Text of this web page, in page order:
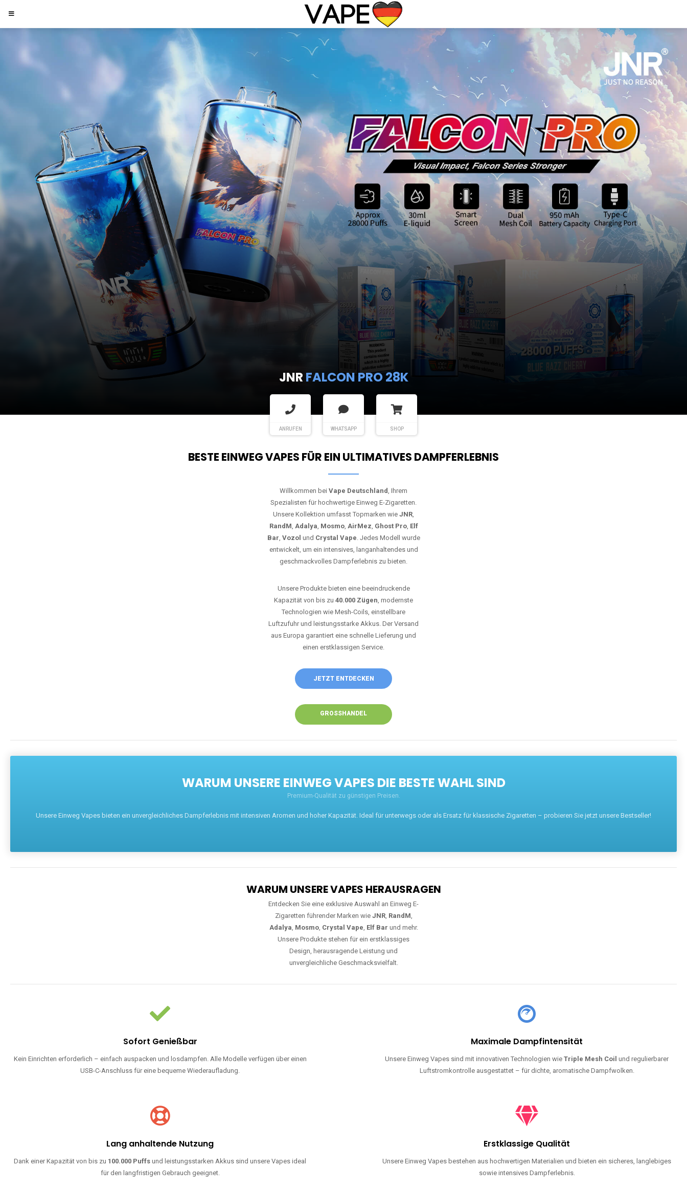
JNR FALCON PRO 28K
ANRUFEN WHATSAPP SHOP
BESTE EINWEG VAPES FÜR EIN ULTIMATIVES DAMPFERLEBNIS
Willkommen bei Vape Deutschland, Ihrem
Spezialisten für hochwertige Einweg E-Zigaretten.
Unsere Kollektion umfasst Topmarken wie JNR,
RandM, Adalya, Mosmo, AirMez, Ghost Pro, Elf
Bar, Vozol und Crystal Vape. Jedes Modell wurde
entwickelt, um ein intensives, langanhaltendes und
geschmackvolles Dampferlebnis zu bieten.
Unsere Produkte bieten eine beeindruckende
Kapazität von bis zu 40.000 Zügen, modernste
Technologien wie Mesh-Coils, einstellbare
Luftzufuhr und leistungsstarke Akkus. Der Versand
aus Europa garantiert eine schnelle Lieferung und
einen erstklassigen Service.
JETZT ENTDECKEN
GROSSHANDEL
WARUM UNSERE EINWEG VAPES DIE BESTE WAHL SIND
Premium-Qualität zu günstigen Preisen.
Unsere Einweg Vapes bieten ein unvergleichliches Dampferlebnis mit intensiven Aromen und hoher Kapazität. Ideal für unterwegs oder als Ersatz für klassische Zigaretten – probieren Sie jetzt unsere Bestseller!
WARUM UNSERE VAPES HERAUSRAGEN
Entdecken Sie eine exklusive Auswahl an Einweg E-
Zigaretten führender Marken wie JNR, RandM,
Adalya, Mosmo, Crystal Vape, Elf Bar und mehr.
Unsere Produkte stehen für ein erstklassiges
Design, herausragende Leistung und
unvergleichliche Geschmacksvielfalt.
Sofort Genießbar
Kein Einrichten erforderlich – einfach auspacken und losdampfen. Alle Modelle verfügen über einen
USB-C-Anschluss für eine bequeme Wiederaufladung.
Maximale Dampfintensität
Unsere Einweg Vapes sind mit innovativen Technologien wieTriple Mesh Coil und regulierbarer
Luftstromkontrolle ausgestattet – für dichte, aromatische Dampfwolken.
Lang anhaltende Nutzung
Dank einer Kapazität von bis zu 100.000 Puffs und leistungsstarken Akkus sind unsere Vapes ideal
für den langfristigen Gebrauch geeignet.
Erstklassige Qualität
Unsere Einweg Vapes bestehen aus hochwertigen Materialien und bieten ein sicheres, langlebiges
sowie intensives Dampferlebnis.